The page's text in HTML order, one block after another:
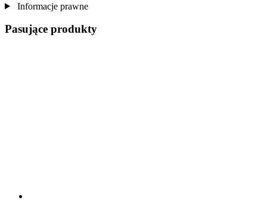
Informacje prawne
Pasujące produkty